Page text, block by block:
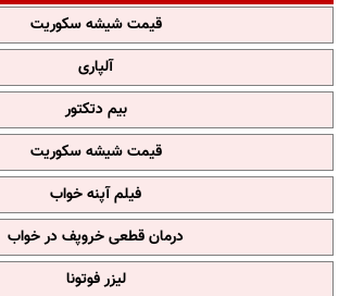
قیمت شیشه سکوریت
آلپاری
بیم دتکتور
قیمت شیشه سکوریت
فیلم آپنه خواب
درمان قطعی خروپف در خواب
لیزر فوتونا